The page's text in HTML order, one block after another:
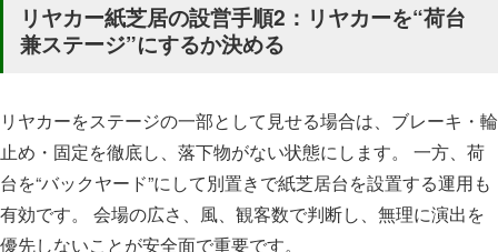
リヤカー紙芝居の設営手順2：リヤカーを“荷台
兼ステージ”にするか決める
リヤカーをステージの一部として見せる場合は、ブレーキ・輪
止め・固定を徹底し、落下物がない状態にします。 一方、荷
台を“バックヤード”にして別置きで紙芝居台を設置する運用も
有効です。 会場の広さ、風、観客数で判断し、無理に演出を
優先しないことが安全面で重要です。